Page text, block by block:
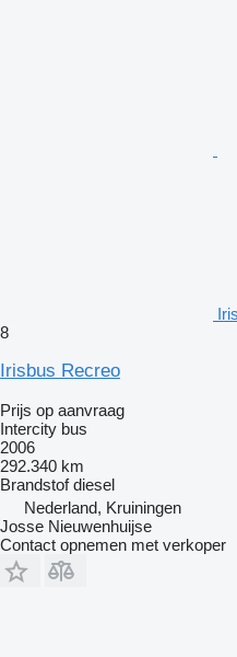
8
Irisbus Recreo
Prijs op aanvraag
Intercity bus
2006
292.340 km
Brandstof diesel
Nederland, Kruiningen
Josse Nieuwenhuijse
Contact opnemen met verkoper